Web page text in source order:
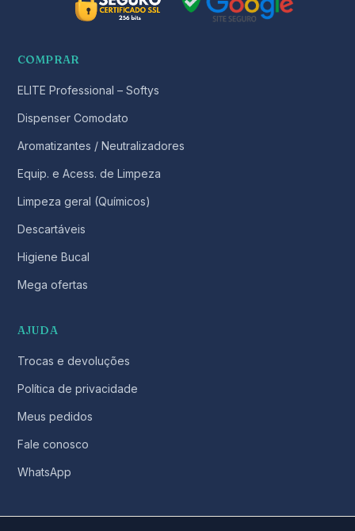
COMPRAR
ELITE Professional – Softys
Dispenser Comodato
Aromatizantes / Neutralizadores
Equip. e Acess. de Limpeza
Limpeza geral (Químicos)
Descartáveis
Higiene Bucal
Mega ofertas
AJUDA
Trocas e devoluções
Política de privacidade
Meus pedidos
Fale conosco
WhatsApp